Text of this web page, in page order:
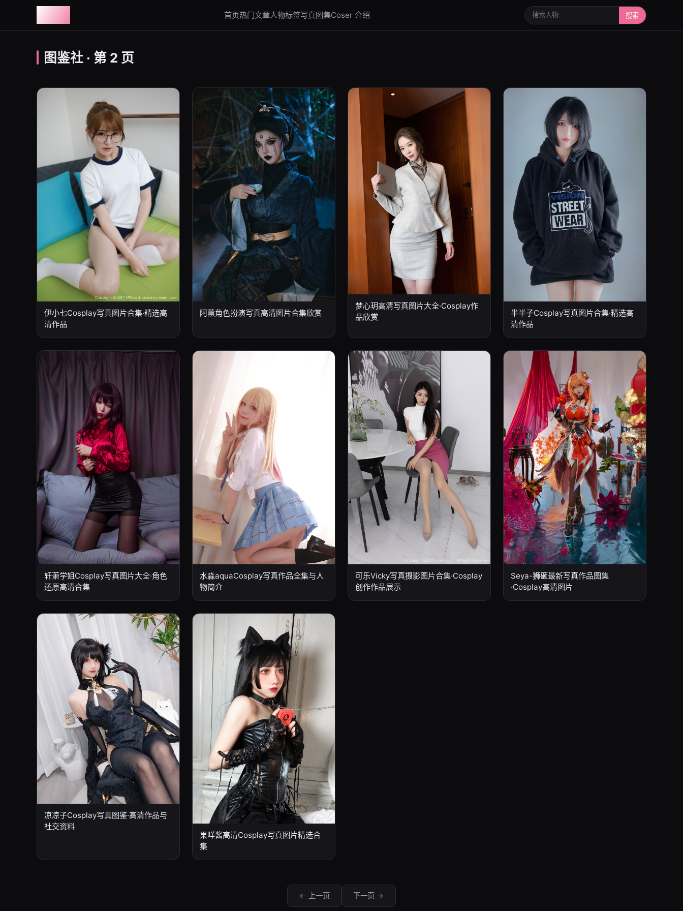
首页热门文章人物标签写真图集Coser 介绍 搜索人物或写真 搜索
图鉴社 · 第 2 页
伊小七Cosplay写真图片合集·精选高
清作品
阿薰角色扮演写真高清图片合集欣赏
梦心玥高清写真图片大全·Cosplay作
品欣赏
半半子Cosplay写真图片合集·精选高
清作品
轩萧学姐Cosplay写真图片大全·角色
还原高清合集
水淼aquaCosplay写真作品全集与人
物简介
可乐Vicky写真摄影图片合集·Cosplay
创作作品展示
Seya-狮砸最新写真作品图集
·Cosplay高清图片
凉凉子Cosplay写真图鉴·高清作品与
社交资料
果咩酱高清Cosplay写真图片精选合
集
← 上一页 下一页 →